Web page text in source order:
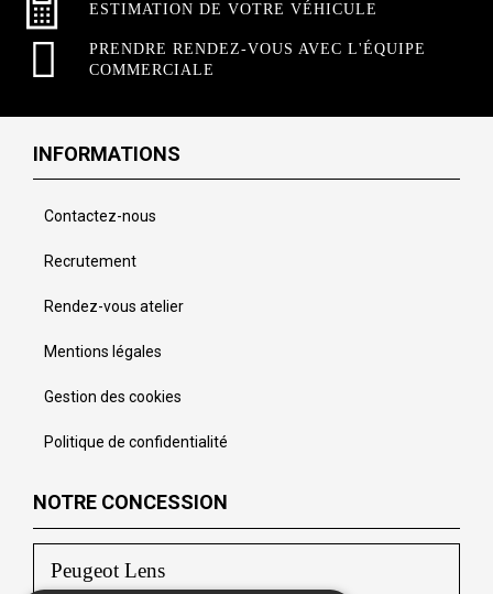
ESTIMATION DE VOTRE VÉHICULE
PRENDRE RENDEZ-VOUS AVEC L'ÉQUIPE
COMMERCIALE
INFORMATIONS
Contactez-nous
Recrutement
Rendez-vous atelier
Mentions légales
Gestion des cookies
Politique de confidentialité
NOTRE CONCESSION
Peugeot Lens